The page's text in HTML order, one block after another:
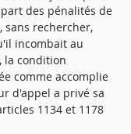
des pénalités de
sans rechercher,
incombait au
la condition
comme accomplie
d'appel a privé sa
1134 et 1178